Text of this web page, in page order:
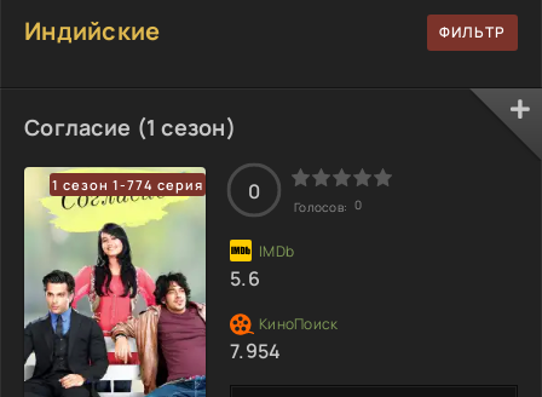
Индийские
Согласие (1 сезон)
1 сезон 1-774 серия 0
Голосов: 0
5.6
7.954